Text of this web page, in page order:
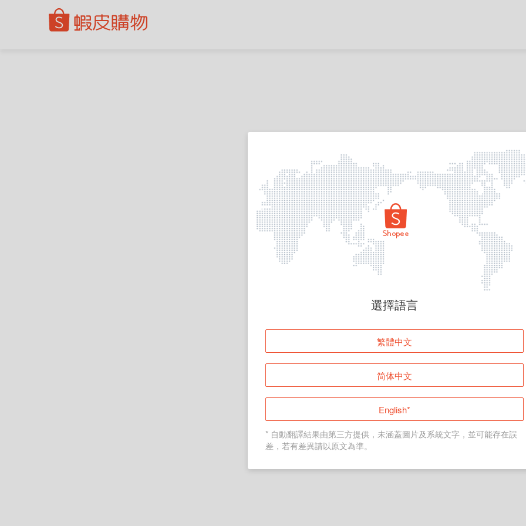
頁面無法顯示
登入
返回首頁
選擇語言
繁體中文
简体中文
English*
* 自動翻譯結果由第三方提供，未涵蓋圖片及系統文字，並可能存在誤
差，若有差異請以原文為準。